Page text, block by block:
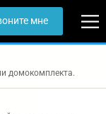
мне
домокомплекта.